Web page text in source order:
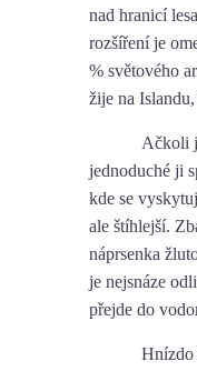
nad hranicí
rozšíření je
% světového
žije na
Ačkoli
jednoduché ji
kde se
ale štíhlejší.
náprsenka
je nejsnáze
přejde do
Hnízdo